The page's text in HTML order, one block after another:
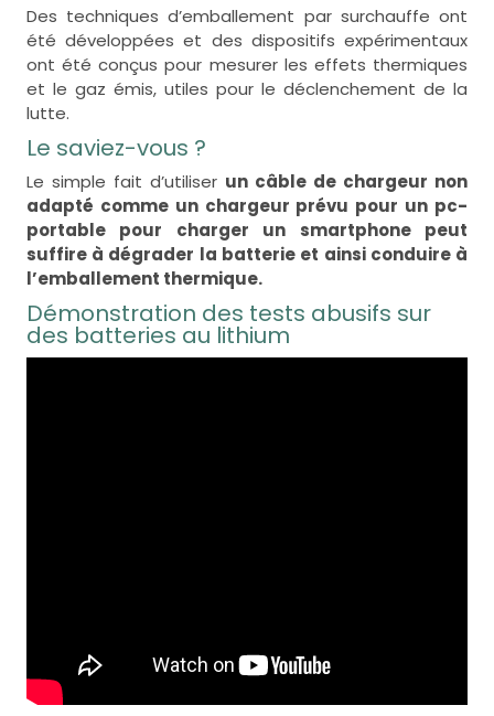
Des techniques d’emballement par surchauffe ont
été développées et des dispositifs expérimentaux
ont été conçus pour mesurer les effets thermiques
et le gaz émis, utiles pour le déclenchement de la
lutte.
Le saviez-vous ?
Le simple fait d’utiliser un câble de chargeur non
adapté comme un chargeur prévu pour un pc-
portable pour charger un smartphone peut
suffire à dégrader la batterie et ainsi conduire à
l’emballement thermique.
Démonstration des tests abusifs sur
des batteries au lithium